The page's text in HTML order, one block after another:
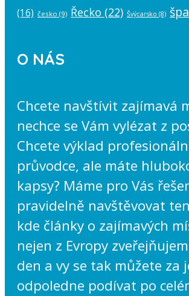
(16) česko (9) Řecko (22) Švýcarsko (8)
O NÁS
Chcete navštívit zajímavá
nechce se Vám vylézat z
Chcete výklad
průvodce, ale máte
kapsy? Máme pro Vás
pravidelně navštěvovat
kde články o zajímavých
nejen z Evropy
den a vy se tak můžete za
odpoledne podívat po